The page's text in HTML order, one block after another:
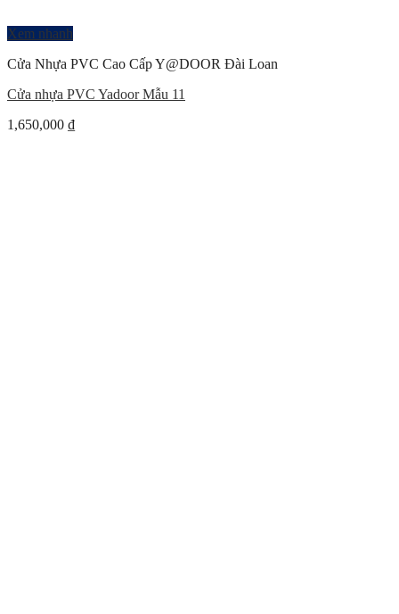
Xem nhanh
Cửa Nhựa PVC Cao Cấp Y@DOOR Đài Loan
Cửa nhựa PVC Yadoor Mẫu 11
1,650,000 ₫